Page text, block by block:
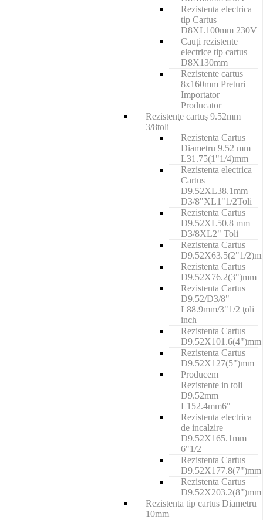
Rezistenta electrica
tip Cartus
D8XL100mm 230V
Cauți rezistente
electrice tip cartus
D8X130mm
Rezistente cartus
8x160mm Preturi
Importator
Producator
Rezistenţe cartuş 9.52mm =
3/8toli
Rezistenta Cartus
Diametru 9.52 mm
L31.75(1"1/4)mm
Rezistenta electrica
Cartus
D9.52XL38.1mm
D3/8"XL1"1/2Toli
Rezistenta Cartus
D9.52XL50.8 mm
D3/8XL2" Toli
Rezistenta Cartus
D9.52X63.5(2"1/
Rezistenta Cartus
D9.52X76.2(3")mm
Rezistenta Cartus
D9.52/D3/8"
L88.9mm/3"1/2 ţoli
inch
Rezistenta Cartus
D9.52X101.6(4")mm
Rezistenta Cartus
D9.52X127(5")mm
Producem
Rezistente in toli
D9.52mm
L152.4mm6"
Rezistenta electrica
de incalzire
D9.52X165.1mm
6"1/2
Rezistenta Cartus
D9.52X177.8(7")mm
Rezistenta Cartus
D9.52X203.2(8")mm
Rezistenta tip cartus Diametru
10mm